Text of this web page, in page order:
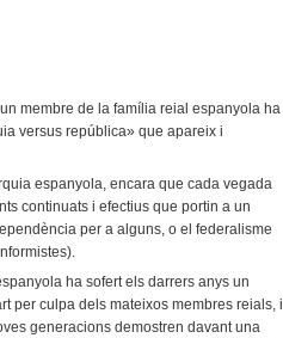
membre de la família reial espanyola ha
versus república» que apareix i
espanyola, encara que cada vegada
continuats i efectius que portin a un
per a alguns, o el federalisme
ha sofert els darrers anys un
per culpa dels mateixos membres reials, i
generacions demostren davant una